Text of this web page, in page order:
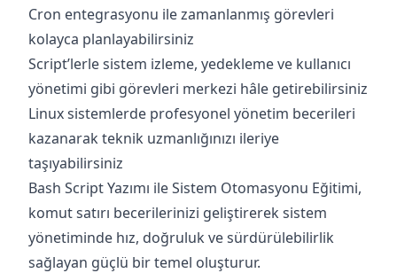
Cron entegrasyonu ile zamanlanmış görevleri
kolayca planlayabilirsiniz
Script’lerle sistem izleme, yedekleme ve kullanıcı
yönetimi gibi görevleri merkezi hâle getirebilirsiniz
Linux sistemlerde profesyonel yönetim becerileri
kazanarak teknik uzmanlığınızı ileriye
taşıyabilirsiniz
Bash Script Yazımı ile Sistem Otomasyonu Eğitimi,
komut satırı becerilerinizi geliştirerek sistem
yönetiminde hız, doğruluk ve sürdürülebilirlik
sağlayan güçlü bir temel oluşturur.